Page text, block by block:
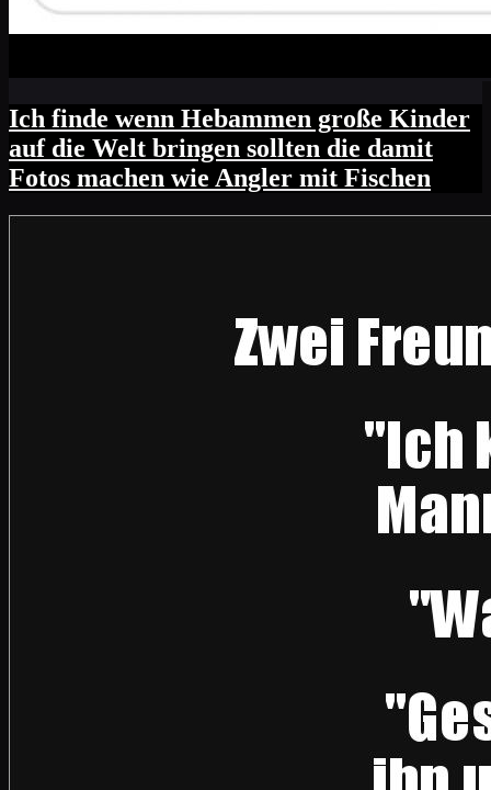
Ich finde wenn Hebammen große Kinder
auf die Welt bringen sollten die damit
Fotos machen wie Angler mit Fischen